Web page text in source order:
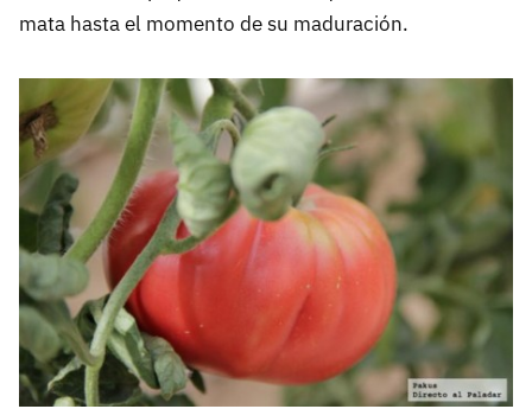
mata hasta el momento de su maduración.